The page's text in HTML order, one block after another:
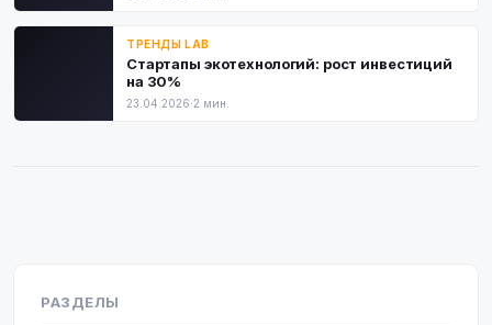
ТРЕНДЫ LAB
Стартапы экотехнологий: рост инвестиций
на 30%
23.04.2026·2 мин.
РАЗДЕЛЫ